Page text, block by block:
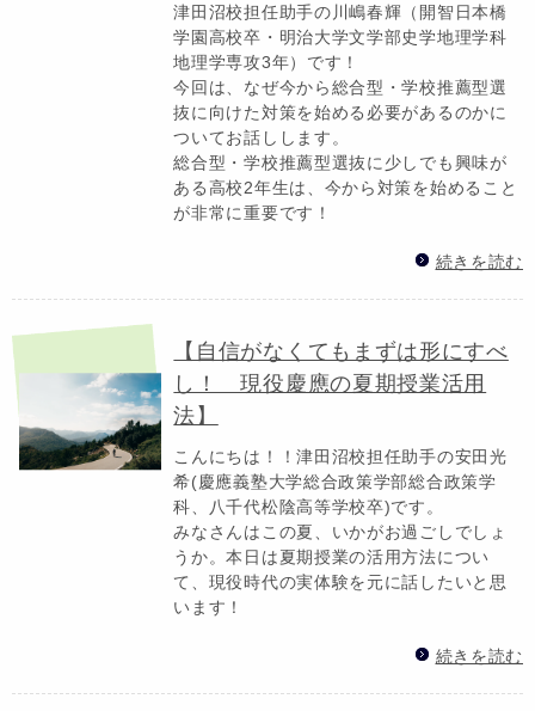
津田沼校担任助手の川嶋春輝（開智日本橋
学園高校卒・明治大学文学部史学地理学科
地理学専攻3年）です！
今回は、なぜ今から総合型・学校推薦型選
抜に向けた対策を始める必要があるのかに
ついてお話しします。
総合型・学校推薦型選抜に少しでも興味が
ある高校2年生は、今から対策を始めること
が非常に重要です！
続きを読む
【自信がなくてもまずは形にすべ
し！ 現役慶應の夏期授業活用
法】
こんにちは！！津田沼校担任助手の安田光
希(慶應義塾大学総合政策学部総合政策学
科、八千代松陰高等学校卒)です。
みなさんはこの夏、いかがお過ごしでしょ
うか。本日は夏期授業の活用方法につい
て、現役時代の実体験を元に話したいと思
います！
続きを読む